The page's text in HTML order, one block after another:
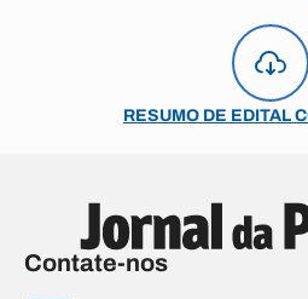
RESUMO DE EDITAL
Contate-nos